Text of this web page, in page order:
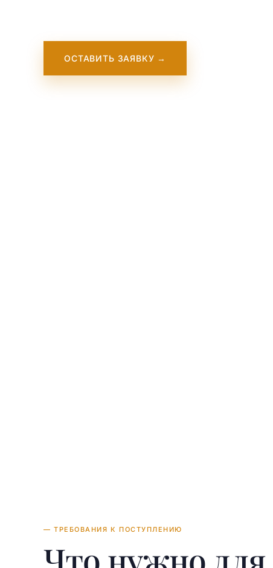
ОСТАВИТЬ ЗАЯВКУ →
— ТРЕБОВАНИЯ К ПОСТУПЛЕНИЮ
Что нужно для